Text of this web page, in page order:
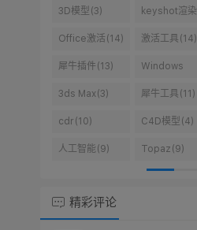
3D模型(3) keyshot渲染
(14)
Office激活(14) 激活工具(14)
犀牛插件(13) Windows
10(10)
3ds Max(3) 犀牛工具(11)
cdr(10) C4D模型(4)
人工智能(9) Topaz(9)
精彩评论